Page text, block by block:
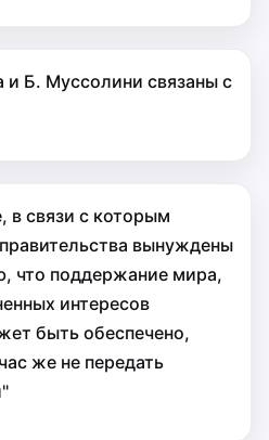
Б. Муссолини связаны с
в связи с которым
вынуждены
что поддержание мира,
интересов
быть обеспечено,
же не передать